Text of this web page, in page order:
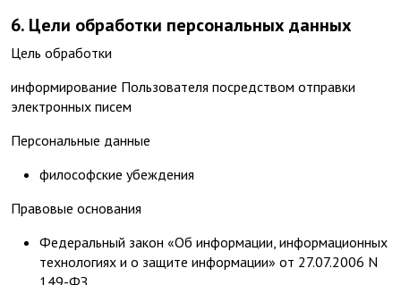
6. Цели обработки персональных данных
Цель обработки
информирование Пользователя посредством отправки
электронных писем
Персональные данные
философские убеждения
Правовые основания
Федеральный закон «Об информации, информационных
технологиях и о защите информации» от 27.07.2006 N
149-ФЗ